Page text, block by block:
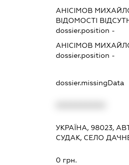
АНІСІМОВ
ВІДОМОСТІ
dossier.position -
АНІСІМОВ
dossier.position -
dossier.missingData
УКРАЇНА, 98023,
СУДАК, СЕЛО
0 грн.